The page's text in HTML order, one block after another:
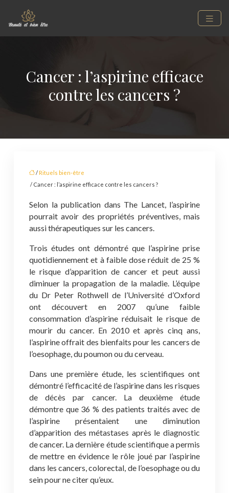
Cancer : l’aspirine efficace
contre les cancers ?
/ Rituels bien-être
/ Cancer : l’aspirine efficace contre les cancers ?
Selon la publication dans The Lancet, l’aspirine
pourrait avoir des propriétés préventives, mais
aussi thérapeutiques sur les cancers.
Trois études ont démontré que l’aspirine prise
quotidiennement et à faible dose réduit de 25 %
le risque d’apparition de cancer et peut aussi
diminuer la propagation de la maladie. L’équipe
du Dr Peter Rothwell de l’Université d’Oxford
ont découvert en 2007 qu’une faible
consommation d’aspirine réduisait le risque de
mourir du cancer. En 2010 et après cinq ans,
l’aspirine offrait des bienfaits pour les cancers de
l’oesophage, du poumon ou du cerveau.
Dans une première étude, les scientifiques ont
démontré l’efficacité de l’aspirine dans les risques
de décès par cancer. La deuxième étude
démontre que 36 % des patients traités avec de
l’aspirine présentaient une diminution
d’apparition des métastases après le diagnostic
de cancer. La dernière étude scientifique a permis
de mettre en évidence le rôle joué par l’aspirine
dans les cancers, colorectal, de l’oesophage ou du
sein pour ne citer qu’eux.